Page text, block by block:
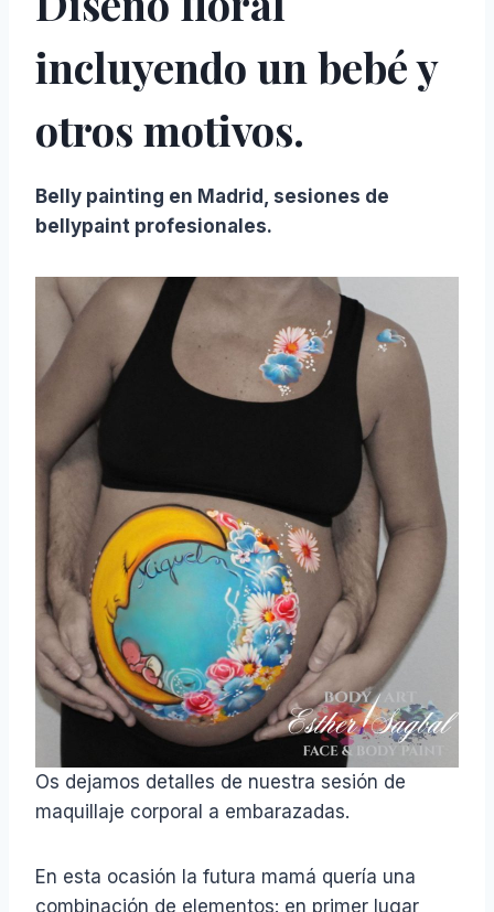
incluyendo un bebé y
otros motivos.
Belly painting en Madrid, sesiones de
bellypaint profesionales.
Os dejamos detalles de nuestra sesión de
maquillaje corporal a embarazadas.
En esta ocasión la futura mamá quería una
combinación de elementos: en primer lugar